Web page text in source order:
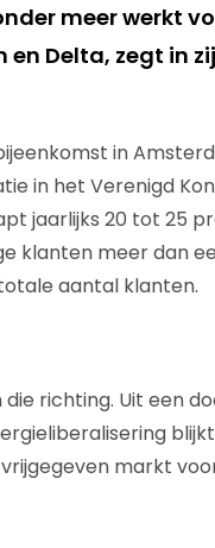
meer werkt
Delta, zegt in
in
in het Verenigd
jaarlijks 20 tot 25
klanten meer dan
aantal klanten.
richting. Uit een
markt